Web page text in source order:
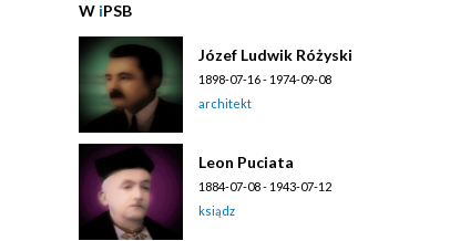
W iPSB
Józef Ludwik Różyski
1898-07-16 - 1974-09-08
architekt
Leon Puciata
1884-07-08 - 1943-07-12
ksiądz